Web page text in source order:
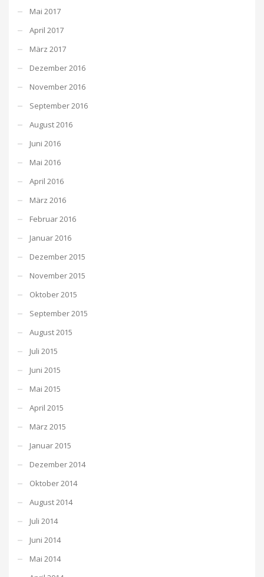
Mai 2017
April 2017
März 2017
Dezember 2016
November 2016
September 2016
August 2016
Juni 2016
Mai 2016
April 2016
März 2016
Februar 2016
Januar 2016
Dezember 2015
November 2015
Oktober 2015
September 2015
August 2015
Juli 2015
Juni 2015
Mai 2015
April 2015
März 2015
Januar 2015
Dezember 2014
Oktober 2014
August 2014
Juli 2014
Juni 2014
Mai 2014